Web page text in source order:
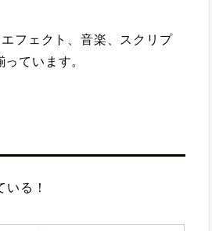
フェクト、音楽、スクリプ
っています。
る！